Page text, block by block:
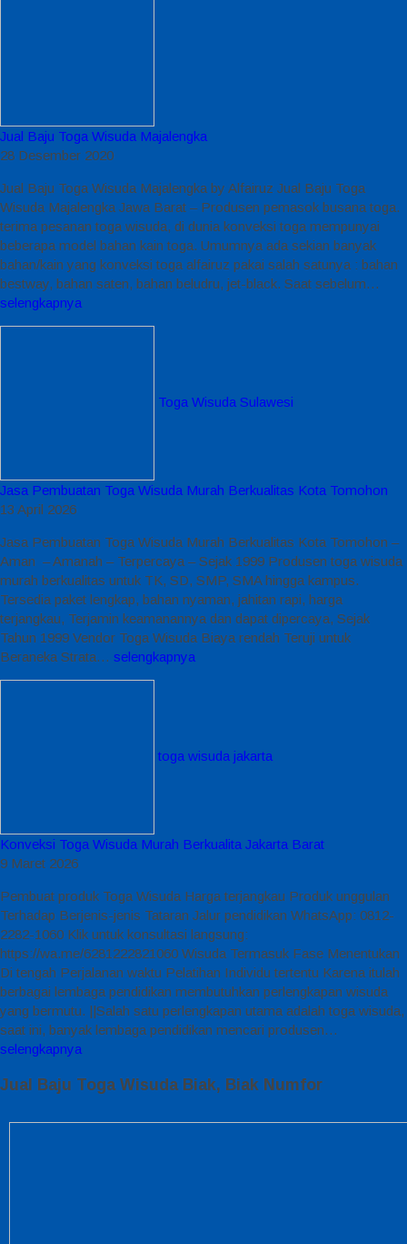
Jual Baju Toga Wisuda Majalengka
28 Desember 2020
Jual Baju Toga Wisuda Majalengka by Alfairuz Jual Baju Toga
Wisuda Majalengka Jawa Barat – Produsen pemasok busana toga.
terima pesanan toga wisuda, di dunia konveksi toga mempunyai
beberapa model bahan kain toga. Umumnya ada sekian banyak
bahan/kain yang konveksi toga alfairuz pakai salah satunya : bahan
bestway, bahan saten, bahan beludru, jet-black. Saat sebelum…
selengkapnya
Toga Wisuda Sulawesi
Jasa Pembuatan Toga Wisuda Murah Berkualitas Kota Tomohon
13 April 2026
Jasa Pembuatan Toga Wisuda Murah Berkualitas Kota Tomohon –
Aman – Amanah – Terpercaya – Sejak 1999 Produsen toga wisuda
murah berkualitas untuk TK, SD, SMP, SMA hingga kampus.
Tersedia paket lengkap, bahan nyaman, jahitan rapi, harga
terjangkau, Terjamin keamanannya dan dapat dipercaya, Sejak
Tahun 1999 Vendor Toga Wisuda Biaya rendah Teruji untuk
Beraneka Strata… selengkapnya
toga wisuda jakarta
Konveksi Toga Wisuda Murah Berkualita Jakarta Barat
9 Maret 2026
Pembuat produk Toga Wisuda Harga terjangkau Produk unggulan
Terhadap Berjenis-jenis Tataran Jalur pendidikan WhatsApp: 0812-
2282-1060 Klik untuk konsultasi langsung:
https://wa.me/6281222821060 Wisuda Termasuk Fase Menentukan
Di tengah Perjalanan waktu Pelatihan Individu tertentu Karena itulah
berbagai lembaga pendidikan membutuhkan perlengkapan wisuda
yang bermutu. ||Salah satu perlengkapan utama adalah toga wisuda,
saat ini, banyak lembaga pendidikan mencari produsen…
selengkapnya
Jual Baju Toga Wisuda Biak, Biak Numfor